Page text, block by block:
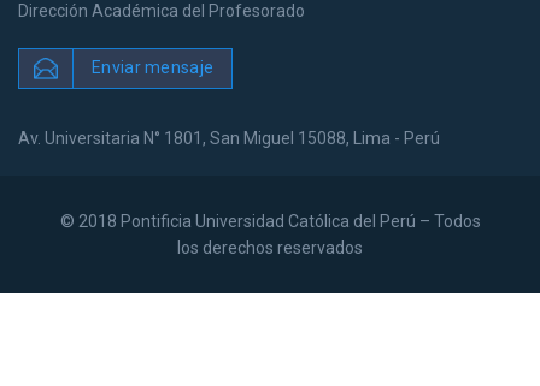
Dirección Académica del Profesorado
Enviar mensaje
Av. Universitaria N° 1801, San Miguel 15088, Lima - Perú
© 2018 Pontificia Universidad Católica del Perú – Todos
los derechos reservados